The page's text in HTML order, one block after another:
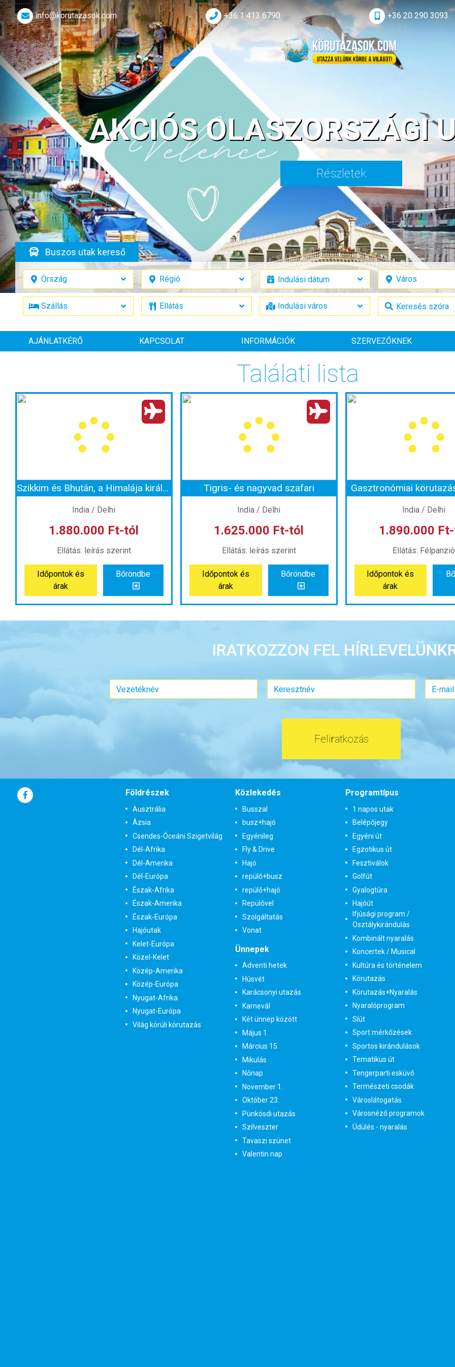
info@korutazasok.com +36 1 413 6790 +36 20 290 3093
AKCIÓS OLASZORSZÁGI
Részletek
Buszos utak kereső
AJÁNLATKÉRŐ KAPCSOLAT INFORMÁCIÓK SZERVEZŐKNEK
Találati lista
Szikkim és Bhután, a Himalája királyságai
India / Delhi
1.880.000 Ft-tól
Ellátás: leírás szerint
Időpontok és
árak
Bőröndbe
Kétágyas (franciaágyas) szoba
13 éj
Időpont: 2026-09-10 | 13 éj
Tigris- és nagyvad szafari
India / Delhi
1.625.000 Ft-tól
Ellátás: leírás szerint
Időpontok és
árak
Bőröndbe
Város:Delhi
Utazás módja: Repülővel
Kétágyas (két különálló ágyas) szoba
13 éj
már 1.625.000 Ft-tól
Gasztronómiai
India / Delhi
1.890.000 Ft-
Ellátás: Félpanzió
Időpontok és
árak
Ország:
Város:
Delhi
Utazás módja:
Szálláskategória:
Kétágyas (két különálló
Időtartam:12 éj
már 1.890.000
árak
IRATKOZZON FEL
Feliratkozás
Földrészek
Ausztrália
Ázsia
Csendes-Óceáni Szigetvilág
Dél-Afrika
Dél-Amerika
Dél-Európa
Észak-Afrika
Észak-Amerika
Észak-Európa
Hajóutak
Kelet-Európa
Közel-Kelet
Közép-Amerika
Közép-Európa
Nyugat-Afrika
Nyugat-Európa
Világ körüli körutazás
Közlekedés
Busszal
busz+hajó
Egyénileg
Fly & Drive
Hajó
repülő+busz
repülő+hajó
Repülővel
Szolgáltatás
Vonat
Ünnepek
Adventi hetek
Húsvét
Karácsonyi utazás
Karnevál
Két ünnep között
Május 1.
Március 15.
Mikulás
Nőnap
November 1.
Október 23.
Pünkösdi utazás
Szilveszter
Tavaszi szünet
Valentin nap
Programtípus
1 napos utak
Belépőjegy
Egyéni út
Egzotikus út
Fesztiválok
Golfút
Gyalogtúra
Hajóút
Ifjúsági program /
Osztálykirándulás
Kombinált nyaralás
Koncertek / Musical
Kultúra és történelem
Körutazás
Körutazás+Nyaralás
Nyaralóprogram
Síút
Sport mérkőzések
Sportos kirándulások
Tematikus út
Tengerparti esküvő
Természeti csodák
Városlátogatás
Városnéző programok
Üdülés - nyaralás